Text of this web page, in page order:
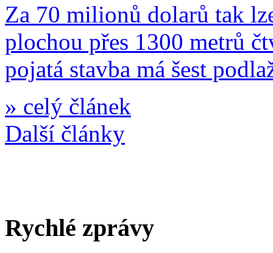
Za 70 milionů dolarů tak
plochou přes 1300 metrů
pojatá stavba má šest
» celý článek
Další články
Rychlé zprávy